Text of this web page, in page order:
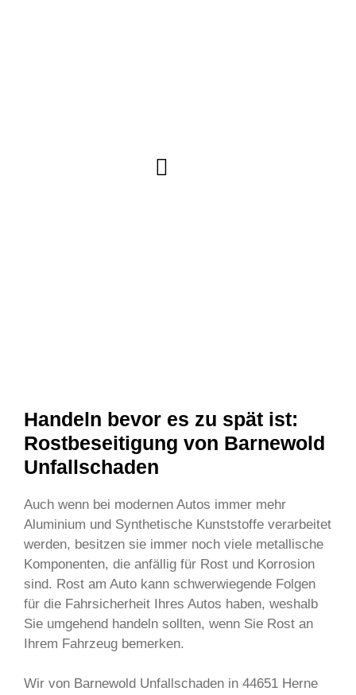
Handeln bevor es zu spät ist:
Rostbeseitigung von Barnewold
Unfallschaden
Auch wenn bei modernen Autos immer mehr
Aluminium und Synthetische Kunststoffe verarbeitet
werden, besitzen sie immer noch viele metallische
Komponenten, die anfällig für Rost und Korrosion
sind. Rost am Auto kann schwerwiegende Folgen
für die Fahrsicherheit Ihres Autos haben, weshalb
Sie umgehend handeln sollten, wenn Sie Rost an
Ihrem Fahrzeug bemerken.
Wir von Barnewold Unfallschaden in 44651 Herne